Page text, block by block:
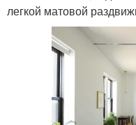
легкой матовой